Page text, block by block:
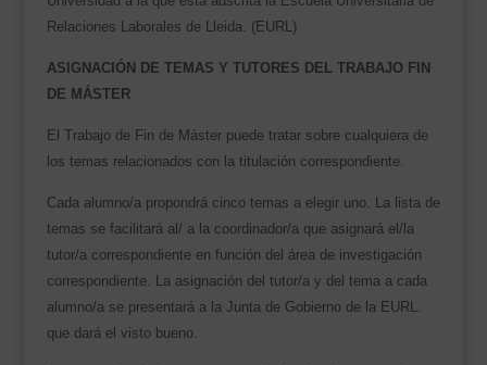
Relaciones Laborales de Lleida. (EURL)
ASIGNACIÓN DE TEMAS Y TUTORES DEL TRABAJO FIN
DE MÁSTER
El Trabajo de Fin de Máster puede tratar sobre cualquiera de
los temas relacionados con la titulación correspondiente.
Cada alumno/a propondrá cinco temas a elegir uno. La lista de
temas se facilitará al/ a la coordinador/a que asignará el/la
tutor/a correspondiente en función del área de investigación
correspondiente. La asignación del tutor/a y del tema a cada
alumno/a se presentará a la Junta de Gobierno de la EURL.
que dará el visto bueno.